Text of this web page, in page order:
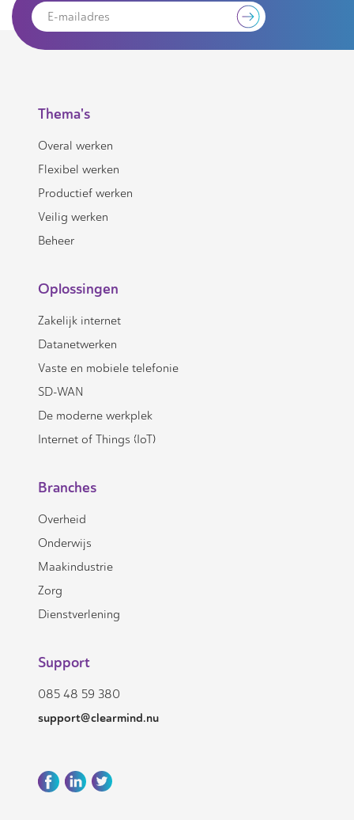
Thema's
Overal werken
Flexibel werken
Productief werken
Veilig werken
Beheer
Oplossingen
Zakelijk internet
Datanetwerken
Vaste en mobiele telefonie
SD-WAN
De moderne werkplek
Internet of Things (IoT)
Branches
Overheid
Onderwijs
Maakindustrie
Zorg
Dienstverlening
Support
085 48 59 380
support@clearmind.nu